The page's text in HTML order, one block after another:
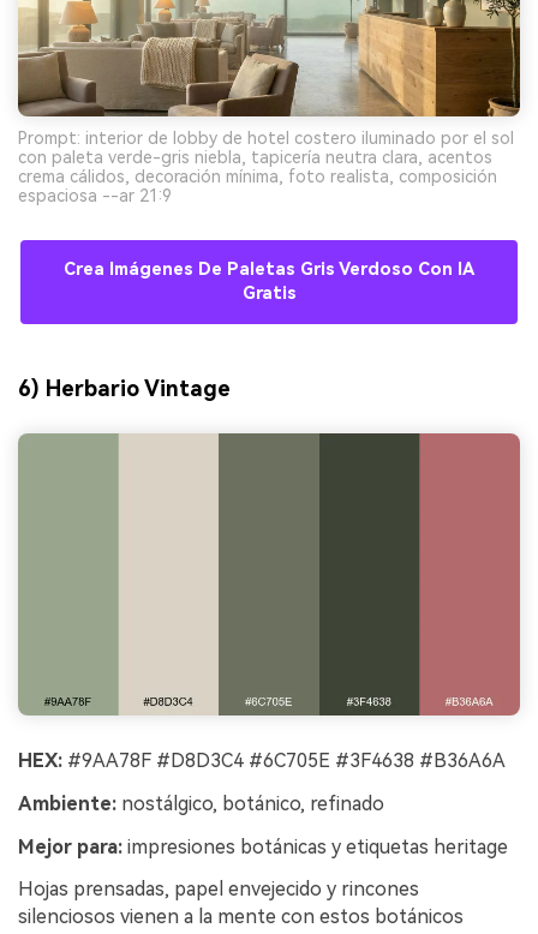
Prompt: interior de lobby de hotel costero iluminado por el sol
con paleta verde-gris niebla, tapicería neutra clara, acentos
crema cálidos, decoración mínima, foto realista, composición
espaciosa --ar 21:9
Crea Imágenes De Paletas Gris Verdoso Con IA
Gratis
6) Herbario Vintage
HEX: #9AA78F #D8D3C4 #6C705E #3F4638 #B36A6A
Ambiente: nostálgico, botánico, refinado
Mejor para: impresiones botánicas y etiquetas heritage
Hojas prensadas, papel envejecido y rincones
silenciosos vienen a la mente con estos botánicos